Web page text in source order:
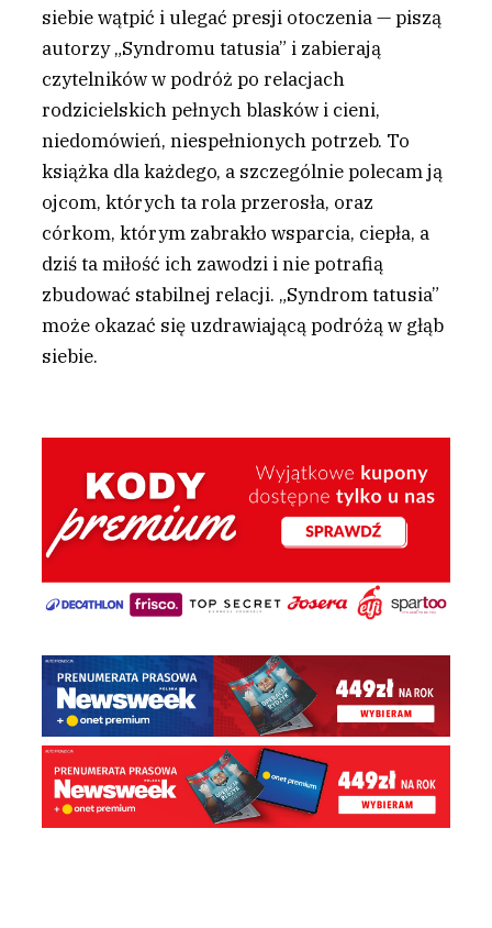
siebie wątpić i ulegać presji otoczenia — piszą
autorzy „Syndromu tatusia” i zabierają
czytelników w podróż po relacjach
rodzicielskich pełnych blasków i cieni,
niedomówień, niespełnionych potrzeb. To
książka dla każdego, a szczególnie polecam ją
ojcom, których ta rola przerosła, oraz
córkom, którym zabrakło wsparcia, ciepła, a
dziś ta miłość ich zawodzi i nie potrafią
zbudować stabilnej relacji. „Syndrom tatusia”
może okazać się uzdrawiającą podróżą w głąb
siebie.